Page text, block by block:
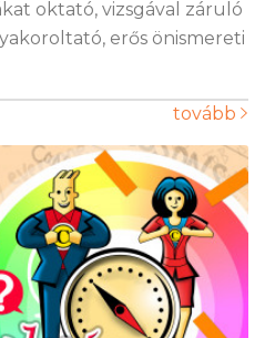
oktató, vizsgával záruló
erős önismereti
tovább